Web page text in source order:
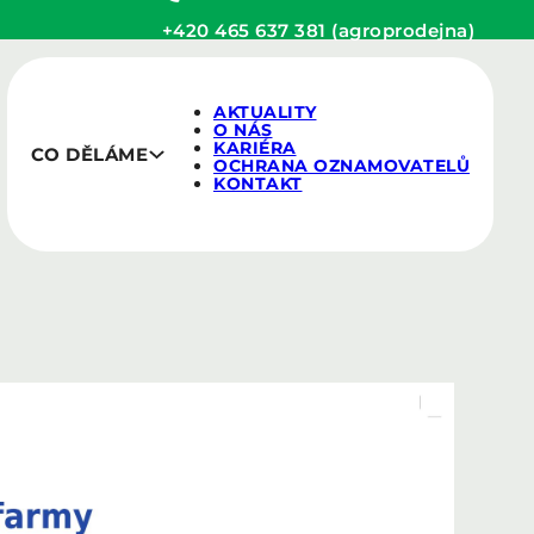
+420 465 637 381 (agroprodejna)
CO DĚLÁME
AKTUALITY
O NÁS
KARIÉRA
OCHRANA OZNAMOVATELŮ
KONTAKT